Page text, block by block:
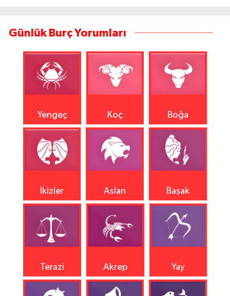
Günlük Burç Yorumları
Yengeç Koç Boğa
İkizler Aslan Başak
Terazi Akrep Yay